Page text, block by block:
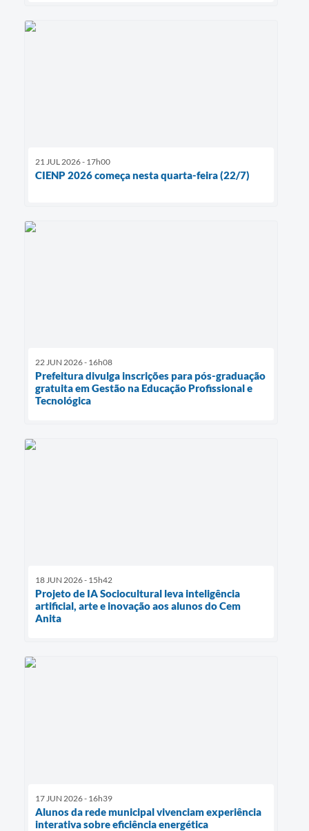
21 JUL 2026 - 17h00
CIENP 2026 começa nesta quarta-feira (22/7)
22 JUN 2026 - 16h08
Prefeitura divulga inscrições para pós-graduação
gratuita em Gestão na Educação Profissional e
Tecnológica
18 JUN 2026 - 15h42
Projeto de IA Sociocultural leva inteligência
artificial, arte e inovação aos alunos do Cem
Anita
17 JUN 2026 - 16h39
Alunos da rede municipal vivenciam experiência
interativa sobre eficiência energética